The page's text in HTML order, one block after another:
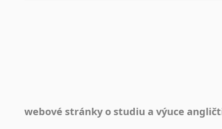
Jazykový korpus je elektronický soubor autentických
webové stránky o studiu a výuce